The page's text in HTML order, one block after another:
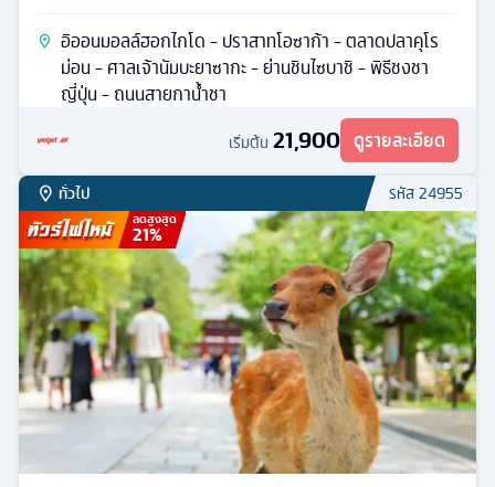
อิออนมอลล์ฮอกไกโด - ปราสาทโอซาก้า - ตลาดปลาคุโร
ม่อน - ศาลเจ้านัมบะยาซากะ - ย่านชินไซบาชิ - พิธีชงชา
ญี่ปุ่น - ถนนสายกาน้ำชา
เริ่มต้น 21,900 ดูรายละเอียด
ทั่วไป รหัส24955
ลดสูงสุด
21%